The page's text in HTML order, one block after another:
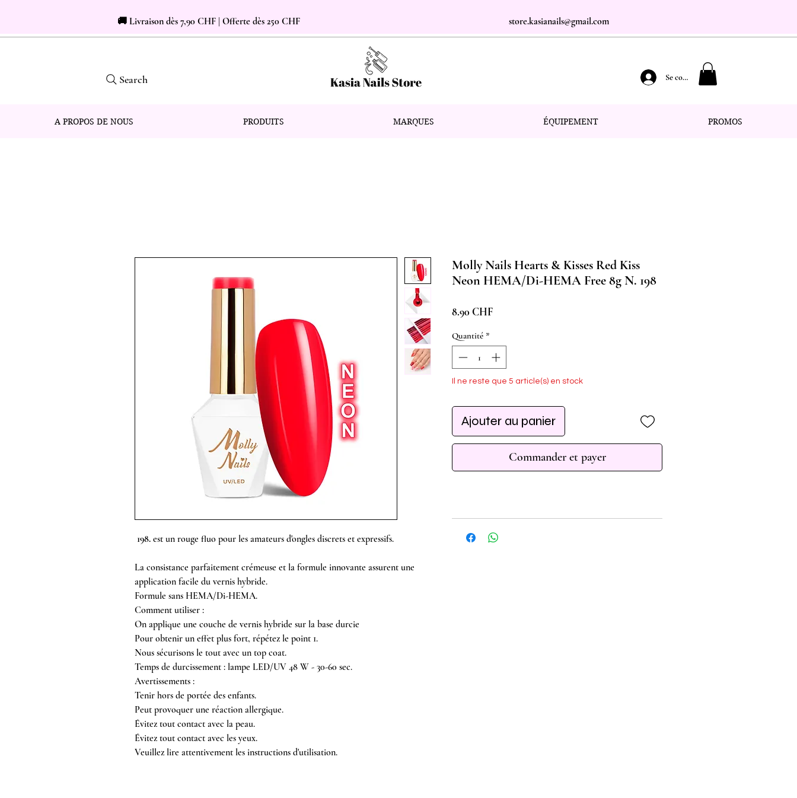
🚚 Livraison dès 7,90 CHF | Offerte dès 250 CHF store.kasianails@gmail.com
Search Se connecter
A PROPOS DE NOUS PRODUITS MARQUES ÉQUIPEMENT PROMOS
198. est un rouge fluo pour les amateurs d'ongles discrets et expressifs.
La consistance parfaitement crémeuse et la formule innovante assurent une
application facile du vernis hybride.
Formule sans HEMA/Di-HEMA.
Comment utiliser :
On applique une couche de vernis hybride sur la base durcie
Pour obtenir un effet plus fort, répétez le point 1.
Nous sécurisons le tout avec un top coat.
Temps de durcissement : lampe LED/UV 48 W - 30-60 sec.
Avertissements :
Tenir hors de portée des enfants.
Peut provoquer une réaction allergique.
Évitez tout contact avec la peau.
Évitez tout contact avec les yeux.
Veuillez lire attentivement les instructions d'utilisation.
Molly Nails Hearts & Kisses Red Kiss
Neon HEMA/Di-HEMA Free 8g N. 198
8.90 CHFPrix
Quantité *
Il ne reste que 5 article(s) en stock
Ajouter au panier
Commander et payer